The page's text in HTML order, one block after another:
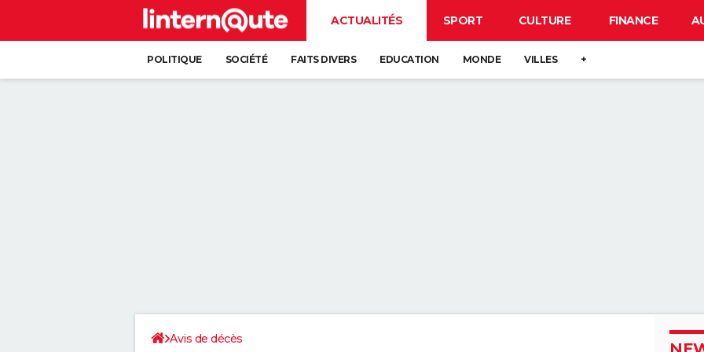
ACTUALITÉS SPORT CULTURE FINANCE
POLITIQUE SOCIÉTÉ FAITS DIVERS EDUCATION MONDE VILLES +
Avis de décès